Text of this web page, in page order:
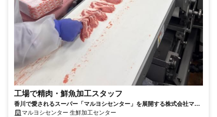
工場で精肉・鮮魚加工スタッフ
香川で愛されるスーパー「マルヨシセンター」を展開する株式会社マル
ヨシセンターの求人情報です
マルヨシセンター 生鮮加工センター